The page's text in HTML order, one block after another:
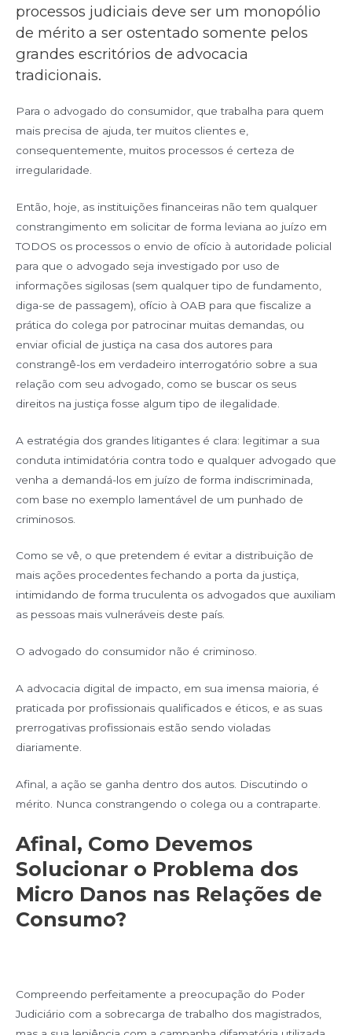
processos judiciais deve ser um monopólio
de mérito a ser ostentado somente pelos
grandes escritórios de advocacia
tradicionais.
Para o advogado do consumidor, que trabalha para quem
mais precisa de ajuda, ter muitos clientes e,
consequentemente, muitos processos é certeza de
irregularidade.
Então, hoje, as instituições financeiras não tem qualquer
constrangimento em solicitar de forma leviana ao juízo em
TODOS os processos o envio de ofício à autoridade policial
para que o advogado seja investigado por uso de
informações sigilosas (sem qualquer tipo de fundamento,
diga-se de passagem), ofício à OAB para que fiscalize a
prática do colega por patrocinar muitas demandas, ou
enviar oficial de justiça na casa dos autores para
constrangê-los em verdadeiro interrogatório sobre a sua
relação com seu advogado, como se buscar os seus
direitos na justiça fosse algum tipo de ilegalidade.
A estratégia dos grandes litigantes é clara: legitimar a sua
conduta intimidatória contra todo e qualquer advogado que
venha a demandá-los em juízo de forma indiscriminada,
com base no exemplo lamentável de um punhado de
criminosos.
Como se vê, o que pretendem é evitar a distribuição de
mais ações procedentes fechando a porta da justiça,
intimidando de forma truculenta os advogados que auxiliam
as pessoas mais vulneráveis deste país.
O advogado do consumidor não é criminoso.
A advocacia digital de impacto, em sua imensa maioria, é
praticada por profissionais qualificados e éticos, e as suas
prerrogativas profissionais estão sendo violadas
diariamente.
Afinal, a ação se ganha dentro dos autos. Discutindo o
mérito. Nunca constrangendo o colega ou a contraparte.
Afinal, Como Devemos
Solucionar o Problema dos
Micro Danos nas Relações de
Consumo?
Compreendo perfeitamente a preocupação do Poder
Judiciário com a sobrecarga de trabalho dos magistrados,